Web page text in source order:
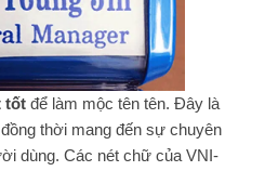
tốt để làm mộc tên tên. Đây là
thời mang đến sự chuyên
dùng. Các nét chữ của VNI-